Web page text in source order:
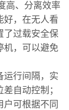
高、分离效率
好，在无人看
了过载安全保
机，可以避免
运行间隔，实
自动控制；
可根据不同